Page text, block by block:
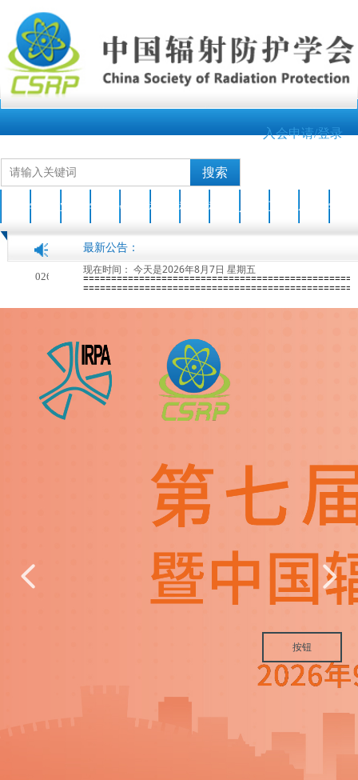
搜索
入会申请/登录
最新公告：
2026-04-17
关于开展2026年度中国辐射防护学会科学技术奖申报工作的通知
现在时间： 今天是2026年8月7日 星期五
按钮
넳 넲